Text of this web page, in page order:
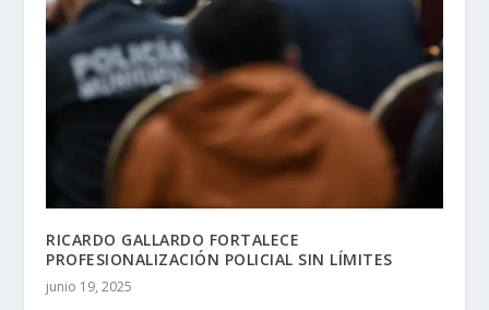
RICARDO GALLARDO FORTALECE
PROFESIONALIZACIÓN POLICIAL SIN LÍMITES
junio 19, 2025